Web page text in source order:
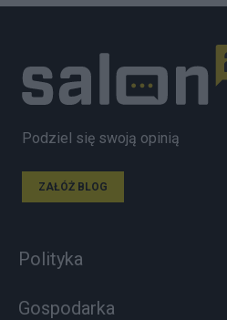
Podziel się swoją opinią
ZAŁÓŻ BLOG
Polityka
Gospodarka